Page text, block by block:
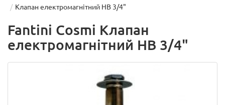
Клапан електромагнітний НВ 3/4"
Fantini Cosmi Клапан
електромагнітний НВ 3/4"